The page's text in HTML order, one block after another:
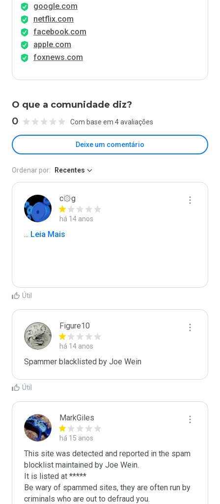
google.com
netflix.com
facebook.com
apple.com
foxnews.com
O que a comunidade diz?
0 Com base em 4 avaliações
Deixe um comentário
Ordenar por: Recentes
c۞g
há 14 anos
... Leia Mais
Útil
Figure10
há 14 anos
Spammer blacklisted by Joe Wein
Útil
MarkGiles
há 15 anos
This site was detected and reported in the spam
blocklist maintained by Joe Wein.
It is listed at *****
Be wary of spammed sites, they are often run by
criminals who are out to defraud you.